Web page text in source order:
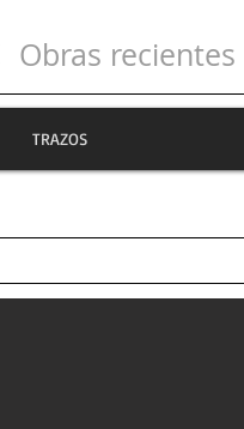
Obras recientes
TRAZOS